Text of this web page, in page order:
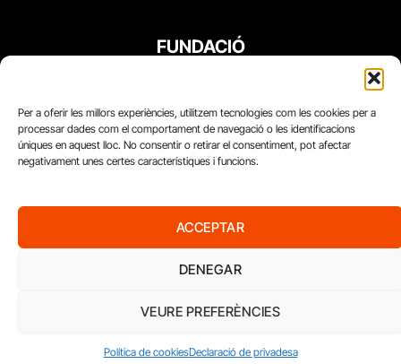
Per a oferir les millors experiències, utilitzem tecnologies com les cookies per a
processar dades com el comportament de navegació o les identificacions
úniques en aquest lloc. No consentir o retirar el consentiment, pot afectar
negativament unes certes característiques i funcions.
ACCEPTAR
DENEGAR
VEURE PREFERÈNCIES
Política de cookiesDeclaració de privadesa
FUNDACIÓ